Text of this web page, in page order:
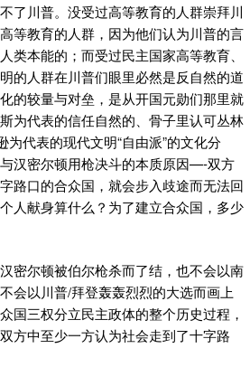
了川普。没受过高等教育的人群崇拜川
等教育的人群，因为他们认为川普的言
类本能的；而受过民主国家高等教育、
的人群在川普们眼里必然是反自然的道
的较量与对垒，是从开国元勋们那里就
为代表的信任自然的、骨子里认可丛林
为代表的现代文明“自由派”的文化分
汉密尔顿用枪决斗的本质原因—-双方
路口的合众国，就会步入歧途而无法回
人献身算什么？为了建立合众国，多少
密尔顿被伯尔枪杀而了结，也不会以南
会以川普/拜登轰轰烈烈的大选而画上
国三权分立民主政体的整个历史过程，
方中至少一方认为社会走到了十字路